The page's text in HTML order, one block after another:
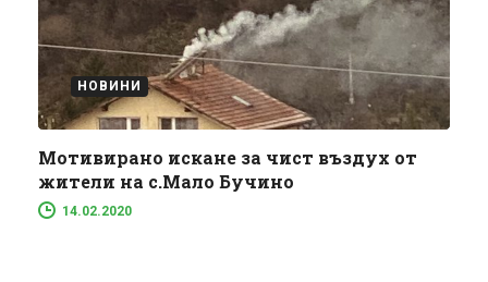
НОВИНИ
Мотивирано искане за чист въздух от
жители на с.Мало Бучино
14.02.2020